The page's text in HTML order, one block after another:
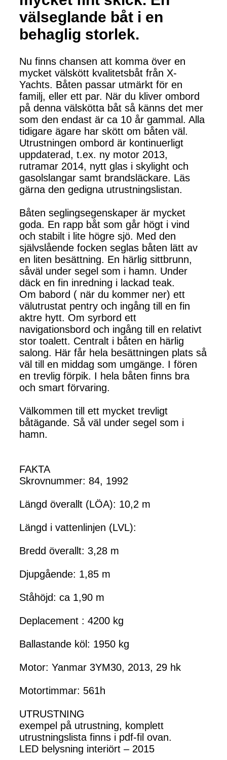
välseglande båt i en
behaglig storlek.
Nu finns chansen att komma över en
mycket välskött kvalitetsbåt från X-
Yachts. Båten passar utmärkt för en
familj, eller ett par. När du kliver ombord
på denna välskötta båt så känns det mer
som den endast är ca 10 år gammal. Alla
tidigare ägare har skött om båten väl.
Utrustningen ombord är kontinuerligt
uppdaterad, t.ex. ny motor 2013,
rutramar 2014, nytt glas i skylight och
gasolslangar samt brandsläckare. Läs
gärna den gedigna utrustningslistan.
Båten seglingsegenskaper är mycket
goda. En rapp båt som går högt i vind
och stabilt i lite högre sjö. Med den
självslående focken seglas båten lätt av
en liten besättning. En härlig sittbrunn,
såväl under segel som i hamn. Under
däck en fin inredning i lackad teak.
Om babord ( när du kommer ner) ett
välutrustat pentry och ingång till en fin
aktre hytt. Om syrbord ett
navigationsbord och ingång till en relativt
stor toalett. Centralt i båten en härlig
salong. Här får hela besättningen plats så
väl till en middag som umgänge. I fören
en trevlig förpik. I hela båten finns bra
och smart förvaring.
Välkommen till ett mycket trevligt
båtägande. Så väl under segel som i
hamn.
FAKTA
Skrovnummer: 84, 1992
Längd överallt (LÖA): 10,2 m
Längd i vattenlinjen (LVL):
Bredd överallt: 3,28 m
Djupgående: 1,85 m
Ståhöjd: ca 1,90 m
Deplacement : 4200 kg
Ballastande köl: 1950 kg
Motor: Yanmar 3YM30, 2013, 29 hk
Motortimmar: 561h
UTRUSTNING
exempel på utrustning, komplett
utrustningslista finns i pdf-fil ovan.
LED belysning interiört – 2015